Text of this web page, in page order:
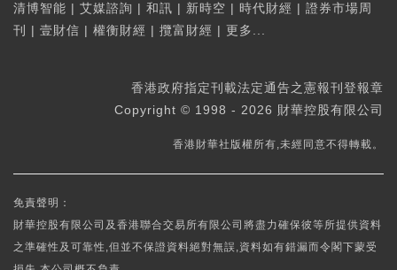
清博智能 | 艾媒諮詢 | 和訊 | 新時空 | 時代財經 | 證券市場周
刊
| 壹財信 | 權衡財經 | 攬富財經 | 更多...
香港政府指定刊載法定通告之憲報刊登報章
Copyright © 1998 - 2026 財華控股有限公司
香港財華社版權所有,未經同意不得轉載。
免責聲明：
財華控股有限公司及香港聯合交易所有限公司將盡力確保彼等所提供資料
之準確性及可靠性,但並不保證資料絕對無誤,資料如有錯漏而令閣下蒙受